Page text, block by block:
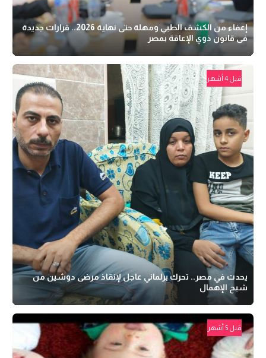
إعفاء من الكشف الطبي ومهلة حتى نهاية 2026.. قرارات جديدة
فى قانون ذوي الإعاقة بمصر
قبل 4 أشهر
يحدث في مصر.. تحرك برلماني عاجل لإنقاذ مرضى دوشين من
شبح الإهمال
قبل 5 أشهر